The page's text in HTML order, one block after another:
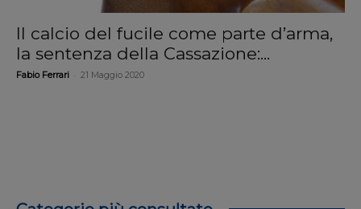
Il calcio del fucile come parte d’arma,
la sentenza della Cassazione:...
Fabio Ferrari 21 Maggio 2020